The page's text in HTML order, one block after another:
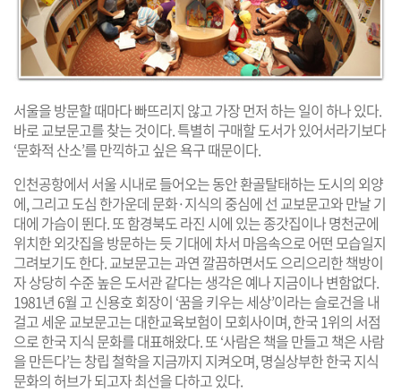
서울을 방문할 때마다 빠뜨리지 않고 가장 먼저 하는 일이 하나 있다.
바로 교보문고를 찾는 것이다. 특별히 구매할 도서가 있어서라기보다
‘문화적 산소’를 만끽하고 싶은 욕구 때문이다.
인천공항에서 서울 시내로 들어오는 동안 환골탈태하는 도시의 외양
에, 그리고 도심 한가운데 문화·지식의 중심에 선 교보문고와 만날 기
대에 가슴이 뛴다. 또 함경북도 라진 시에 있는 종갓집이나 명천군에
위치한 외갓집을 방문하는 듯 기대에 차서 마음속으로 어떤 모습일지
그려보기도 한다. 교보문고는 과연 깔끔하면서도 으리으리한 책방이
자 상당히 수준 높은 도서관 같다는 생각은 예나 지금이나 변함없다.
1981년 6월 고 신용호 회장이 ‘꿈을 키우는 세상’이라는 슬로건을 내
걸고 세운 교보문고는 대한교육보험이 모회사이며, 한국 1위의 서점
으로 한국 지식 문화를 대표해왔다. 또 ‘사람은 책을 만들고 책은 사람
을 만든다’는 창립 철학을 지금까지 지켜오며, 명실상부한 한국 지식
문화의 허브가 되고자 최선을 다하고 있다.